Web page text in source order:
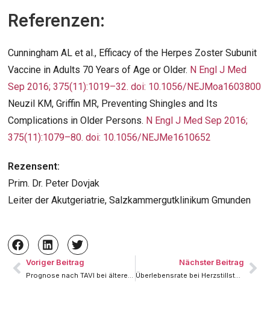
Referenzen:
Cunningham AL et al., Efficacy of the Herpes Zoster Subunit
Vaccine in Adults 70 Years of Age or Older. N Engl J Med
Sep 2016; 375(11):1019–32. doi: 10.1056/NEJMoa1603800
Neuzil KM, Griffin MR, Preventing Shingles and Its
Complications in Older Persons. N Engl J Med Sep 2016;
375(11):1079–80. doi: 10.1056/NEJMe1610652
Rezensent:
Prim. Dr. Peter Dovjak
Leiter der Akutgeriatrie, Salzkammergutklinikum Gmunden
Voriger Beitrag
Prognose nach TAVI bei älteren Patienten
Nächster Beitrag
Überlebensrate bei Herzstillstand durch öffentliche Defibrillatoren gebessert